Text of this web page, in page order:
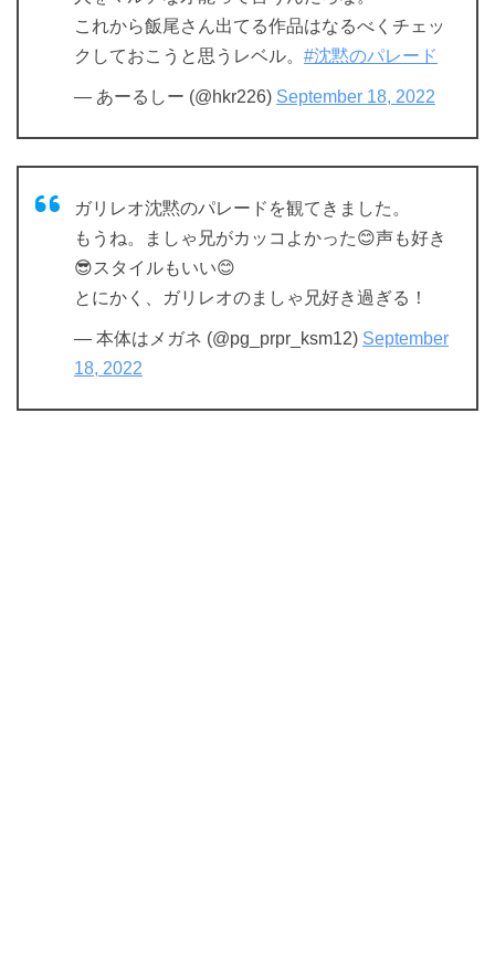
これから飯尾さん出てる作品はなるべくチェッ
クしておこうと思うレベル。 #沈黙のパレード
— あーるしー (@hkr226) September 18, 2022
ガリレオ沈黙のパレードを観てきました。
もうね。ましゃ兄がカッコよかった😊声も好き
😎スタイルもいい😊
とにかく、ガリレオのましゃ兄好き過ぎる！
— 本体はメガネ (@pg_prpr_ksm12) September
18, 2022